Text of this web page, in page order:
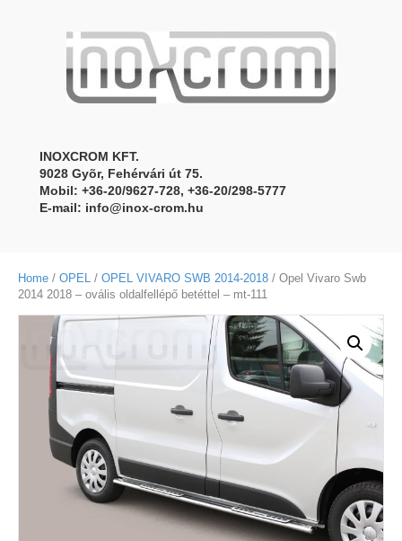
INOXCROM KFT.
9028 Gyõr, Fehérvári út 75.
Mobil: +36-20/9627-728, +36-20/298-5777
E-mail: info@inox-crom.hu
Home / OPEL / OPEL VIVARO SWB 2014-2018 / Opel Vivaro Swb
2014 2018 – ovális oldalfellépő betéttel – mt-111